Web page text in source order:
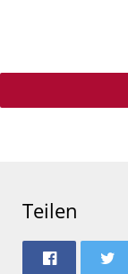
Teilen